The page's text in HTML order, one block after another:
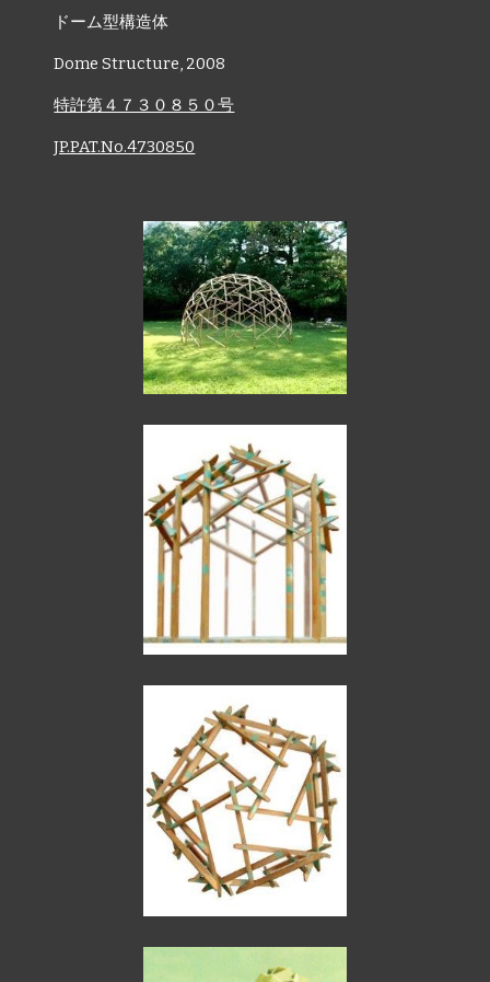
ドーム型構造体
Dome Structure, 2008
特許第４７３０８５０号
JP.PAT.No.4730850